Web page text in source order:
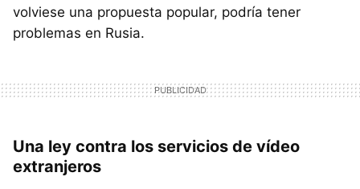
volviese una propuesta popular, podría tener
problemas en Rusia.
Una ley contra los servicios de vídeo
extranjeros